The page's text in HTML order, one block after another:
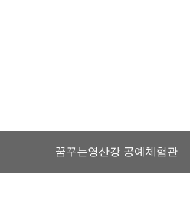
꿈꾸는영산강 공예체험관